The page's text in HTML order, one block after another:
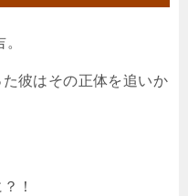
彼はその正体を追いか
！